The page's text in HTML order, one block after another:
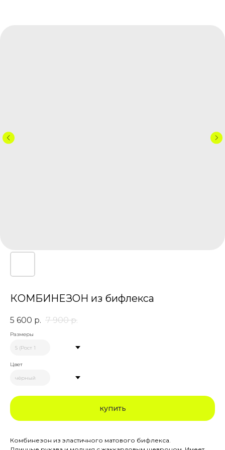
КОМБИНЕЗОН из бифлекса
5 600 р. 7 900 р.
Размеры
Цвет
купить
Комбинезон из эластичного матового бифлекса.